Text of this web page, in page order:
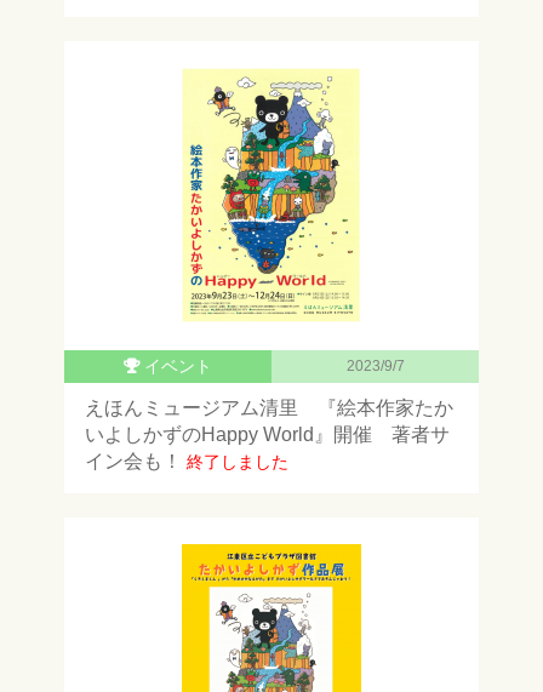
イベント 2023/9/7
えほんミュージアム清里 『絵本作家たか
いよしかずのHappy World』開催 著者サ
イン会も！
終了しました